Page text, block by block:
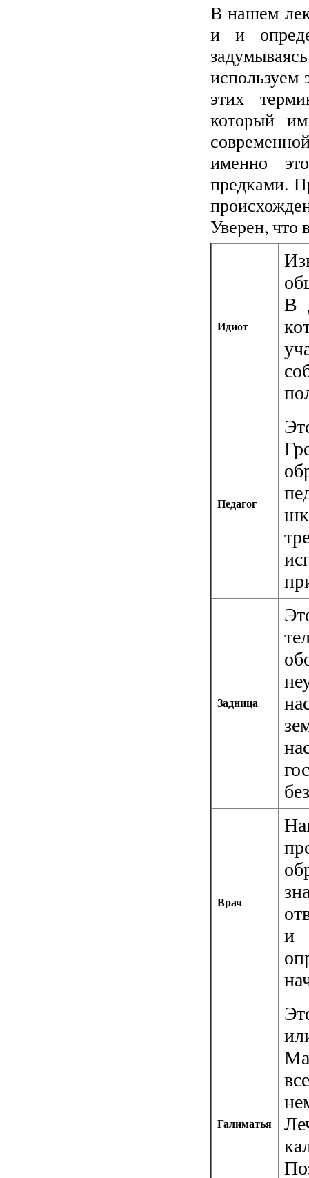
В нашем
и и
используем
этих
который
именно
предками.
Уверен, что
Идиот
В
Педагог
Задница
Врач
и
Галиматья